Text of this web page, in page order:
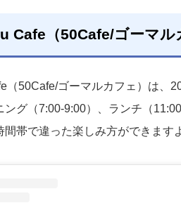
Cafe（50Cafe/ゴーマル
（50Cafe/ゴーマルカフェ）は、
ング（7:00-9:00）、ランチ（
間帯で違った楽しみ方ができます